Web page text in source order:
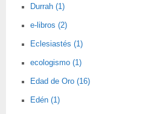
Durrah (1)
e-libros (2)
Eclesiastés (1)
ecologismo (1)
Edad de Oro (16)
Edén (1)